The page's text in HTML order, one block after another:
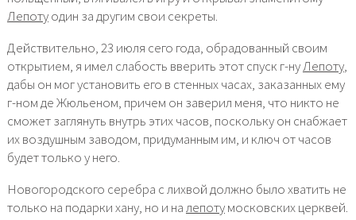
Лепотуодин за другим свои секреты.
Действительно, 23 июля сего года, обрадованный своим
открытием, я имел слабость вверить этот спуск г-нуЛепоту,
дабы он мог установить его в стенных часах, заказанных ему
г-ном де Жюльеном, причем он заверил меня, что никто не
сможет заглянуть внутрь этих часов, поскольку он снабжает
их воздушным заводом, придуманным им, и ключ от часов
будет только у него.
Новогородского серебра с лихвой должно было хватить не
только на подарки хану, но и налепотумосковских церквей.